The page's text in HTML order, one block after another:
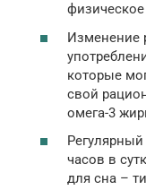
Изменение
которые
свой
омега-3
часов в
для сна –